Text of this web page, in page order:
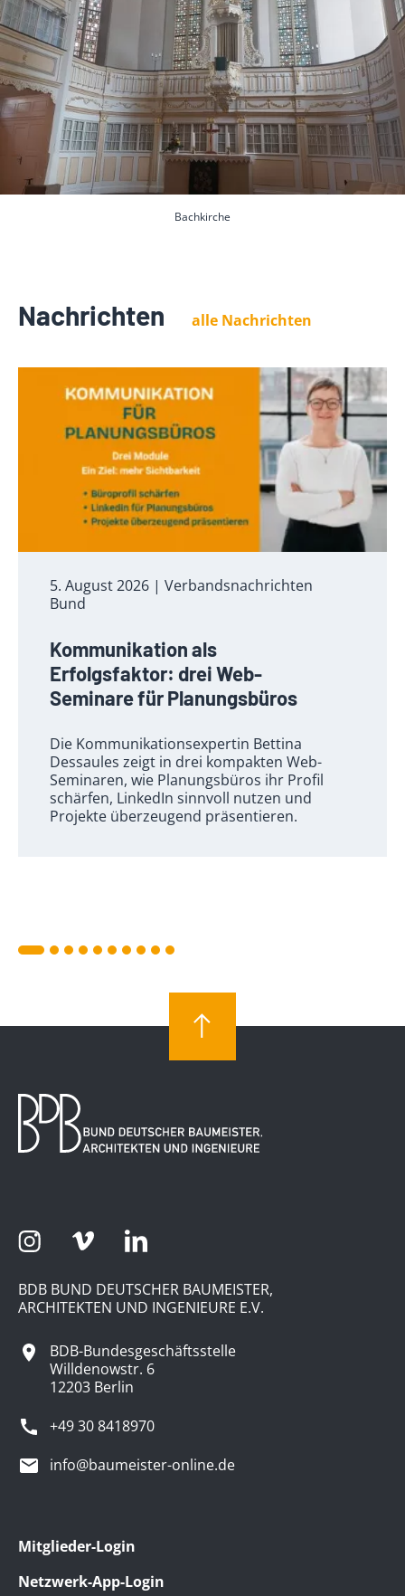
Bachkirche
Nachrichten alle Nachrichten
5. August 2026 | Verbandsnachrichten
Bund
Kommunikation als
Erfolgsfaktor: drei Web-
Seminare für Planungsbüros
Die Kommunikationsexpertin Bettina
Dessaules zeigt in drei kompakten Web-
Seminaren, wie Planungsbüros ihr Profil
schärfen, LinkedIn sinnvoll nutzen und
Projekte überzeugend präsentieren.
BDB BUND DEUTSCHER BAUMEISTER,
ARCHITEKTEN UND INGENIEURE E.V.
BDB-Bundesgeschäftsstelle
Willdenowstr. 6
12203 Berlin
+49 30 8418970
info@baumeister-online.de
Mitglieder-Login
Netzwerk-App-Login